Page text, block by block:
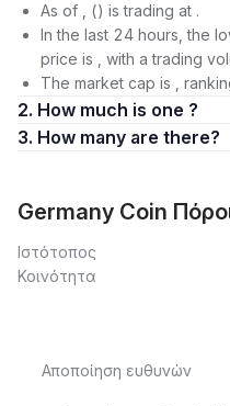
As of , () is trading at .
In the last 24 hours, the
price is , with a trading
The market cap is ,
2. How much is one ?
3. How many are there?
Germany Coin
Ιστότοπος
Κοινότητα
Αποποίηση ευθυνών